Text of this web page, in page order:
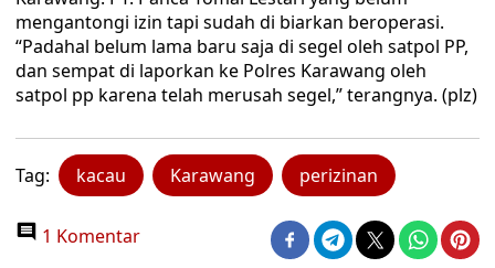
mengantongi izin tapi sudah di biarkan beroperasi.
“Padahal belum lama baru saja di segel oleh satpol PP,
dan sempat di laporkan ke Polres Karawang oleh
satpol pp karena telah merusah segel,” terangnya. (plz)
Tag: kacau Karawang perizinan
1 Komentar